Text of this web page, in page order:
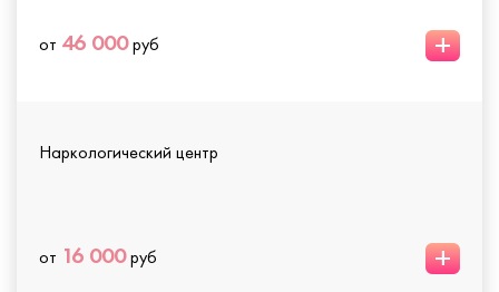
от 46 000руб +
Наркологический центр
от 16 000руб +